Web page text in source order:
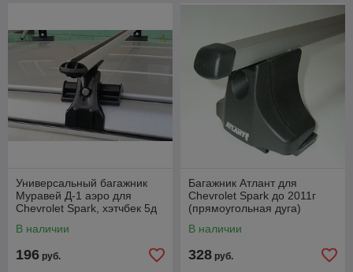
Универсальный багажник
Муравей Д-1 аэро для
Chevrolet Spark, хэтчбек 5д
В наличии
196 руб.
Багажник Атлант для
Chevrolet Spark до 2011г
(прямоугольная дуга)
В наличии
328 руб.